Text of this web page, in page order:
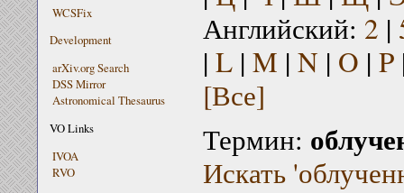
WCSFix
Development
arXiv.org Search
DSS Mirror
Astronomical Thesaurus
VO Links
IVOA
RVO
Английский: 2 |
| L| M | N | O | P
[Все]
Термин:
Искать